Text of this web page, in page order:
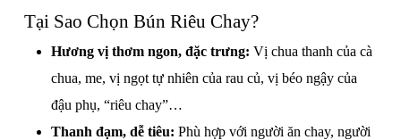
Tại Sao Chọn Bún Riêu Chay?
Hương vị thơm ngon, đặc trưng: Vị chua thanh của cà
chua, me, vị ngọt tự nhiên của rau củ, vị béo ngậy của
đậu phụ, “riêu chay”…
Thanh đạm, dễ tiêu: Phù hợp với người ăn chay, người